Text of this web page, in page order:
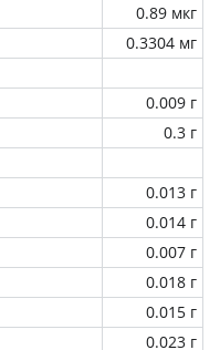
0.89 мкг
0.3304 мг
0.009 г
0.3 г
0.013 г
0.014 г
0.007 г
0.018 г
0.015 г
0.023 г